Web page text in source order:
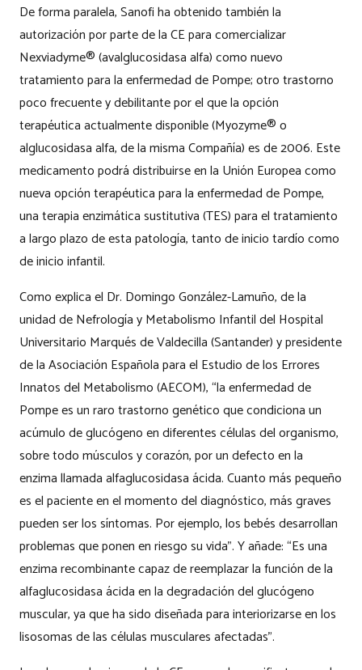
De forma paralela, Sanofi ha obtenido también la
autorización por parte de la CE para comercializar
Nexviadyme® (avalglucosidasa alfa) como nuevo
tratamiento para la enfermedad de Pompe; otro trastorno
poco frecuente y debilitante por el que la opción
terapéutica actualmente disponible (Myozyme® o
alglucosidasa alfa, de la misma Compañía) es de 2006. Este
medicamento podrá distribuirse en la Unión Europea como
nueva opción terapéutica para la enfermedad de Pompe,
una terapia enzimática sustitutiva (TES) para el tratamiento
a largo plazo de esta patología, tanto de inicio tardío como
de inicio infantil.
Como explica el Dr. Domingo González-Lamuño, de la
unidad de Nefrología y Metabolismo Infantil del Hospital
Universitario Marqués de Valdecilla (Santander) y presidente
de la Asociación Española para el Estudio de los Errores
Innatos del Metabolismo (AECOM), “la enfermedad de
Pompe es un raro trastorno genético que condiciona un
acúmulo de glucógeno en diferentes células del organismo,
sobre todo músculos y corazón, por un defecto en la
enzima llamada alfaglucosidasa ácida. Cuanto más pequeño
es el paciente en el momento del diagnóstico, más graves
pueden ser los síntomas. Por ejemplo, los bebés desarrollan
problemas que ponen en riesgo su vida”. Y añade: “Es una
enzima recombinante capaz de reemplazar la función de la
alfaglucosidasa ácida en la degradación del glucógeno
muscular, ya que ha sido diseñada para interiorizarse en los
lisosomas de las células musculares afectadas”.